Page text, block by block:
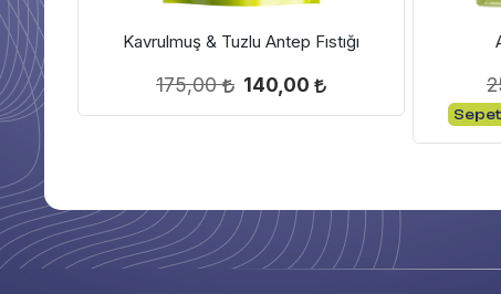
Kavrulmuş & Tuzlu Antep Fıstığı
175,00 140,00